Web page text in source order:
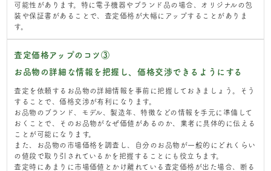
可能性があります。特に電子機器やブランド品の場合、オリジナルの包
装や保証書があることで、査定価格が大幅にアップすることがありま
す。
査定価格アップのコツ③
お品物の詳細な情報を把握し、価格交渉できるようにする
査定を依頼するお品物の詳細情報を事前に把握しておきましょう。そう
することで、価格交渉が有利になります。
お品物のブランド、モデル、製造年、特徴などの情報を手元に準備して
おくことで、そのお品物がなぜ価値があるのか、業者に具体的に伝える
ことが可能になります。
また、お品物の市場価格を調査し、自分のお品物が一般的にどれくらい
の値段で取り引されているかを把握することにも役立ちます。
査定時にあまりに市場価値とかけ離れている査定価格が出た場合、断る